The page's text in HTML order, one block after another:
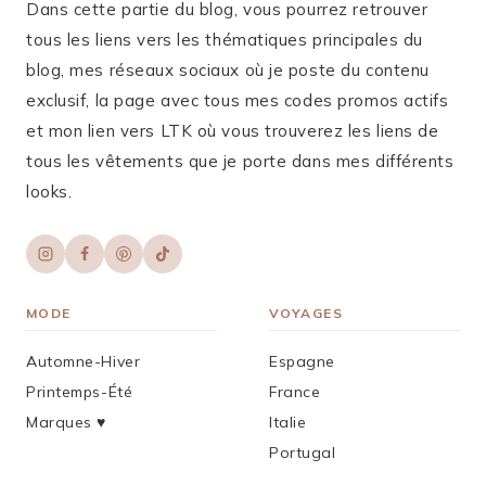
Dans cette partie du blog, vous pourrez retrouver
tous les liens vers les thématiques principales du
blog, mes réseaux sociaux où je poste du contenu
exclusif, la page avec tous mes codes promos actifs
et mon lien vers LTK où vous trouverez les liens de
tous les vêtements que je porte dans mes différents
looks.
MODE
Automne-Hiver
Printemps-Été
Marques ♥︎
VOYAGES
Espagne
France
Italie
Portugal